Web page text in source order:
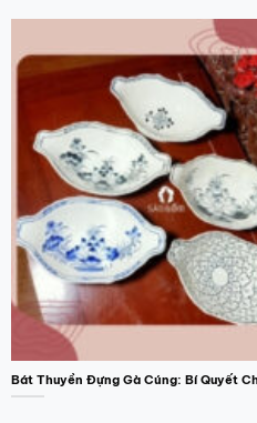
Bát Thuyền Đựng Gà Cúng: Bí Quyết